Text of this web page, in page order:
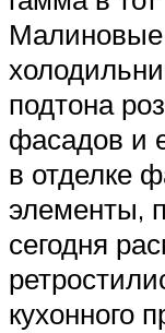
подтона
фасадов и
в отделке
элементы,
сегодня
кухонного